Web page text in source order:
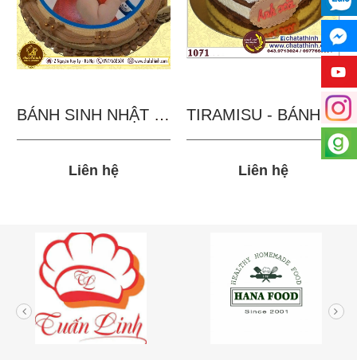
BÁNH SINH NHẬT IN...
Liên hệ
TIRAMISU - BÁNH TẶNG...
Liên hệ